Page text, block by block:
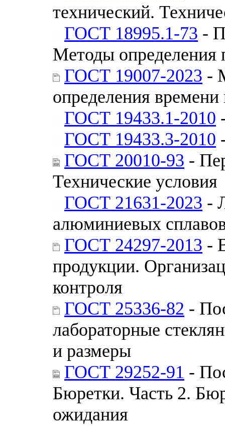
технический.
ГОСТ 18995.1-73 -
Методы определения
ГОСТ 19007-2023 -
определения
ГОСТ 19433.1-2010
ГОСТ 19433.3-2010
ГОСТ 20010-93 -
Технические условия
ГОСТ 21631-2023 -
алюминиевых
ГОСТ 24297-2013 -
продукции.
контроля
ГОСТ 25336-82 -
лабораторные
и размеры
ГОСТ 29252-91 -
Бюретки. Часть 2.
ожидания